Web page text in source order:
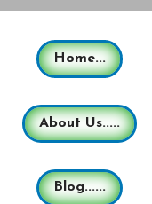
Home...
About Us.....
Blog......